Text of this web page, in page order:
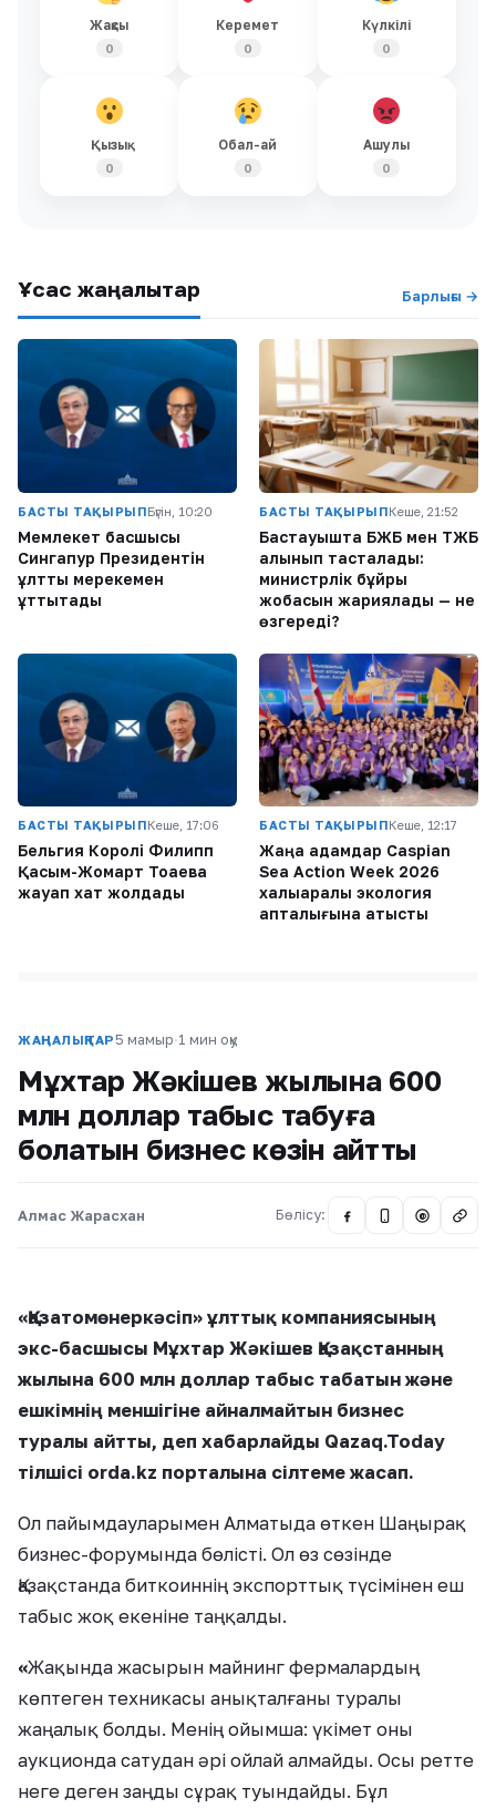
Жақсы
0
Керемет
0
Күлкілі
0
Қызық
0
Обал-ай
0
Ашулы
0
Ұқсас жаңалықтар Барлығы →
БАСТЫ ТАҚЫРЫПБүгін, 10:20
Мемлекет басшысы
Сингапур Президентін
ұлттық мерекемен
құттықтады
БАСТЫ ТАҚЫРЫПКеше, 21:52
Бастауышта БЖБ мен ТЖБ
алынып тасталады:
министрлік бұйрық
жобасын жариялады — не
өзгереді?
БАСТЫ ТАҚЫРЫПКеше, 17:06
Бельгия Королі Филипп
Қасым-Жомарт Тоқаевқа
жауап хат жолдады
БАСТЫ ТАҚЫРЫПКеше, 12:17
Жаңа адамдар Caspian
Sea Action Week 2026
халықаралық экология
апталығына қатысты
ЖАҢАЛЫҚТАР 5 мамыр·1 мин оқу
Мұхтар Жәкішев жылына 600
млн доллар табыс табуға
болатын бизнес көзін айтты
Алмас Жарасхан Бөлісу: @
«Қазатомөнеркәсіп» ұлттық компаниясының
экс-басшысы Мұхтар Жәкішев Қазақстанның
жылына 600 млн доллар табыс табатын және
ешкімнің меншігіне айналмайтын бизнес
туралы айтты, деп хабарлайды Qazaq.Today
тілшісі orda.kz порталына сілтеме жасап.
Ол пайымдауларымен Алматыда өткен Шаңырақ
бизнес-форумында бөлісті. Ол өз сөзінде
Қазақстанда биткоиннің экспорттық түсімінен еш
табыс жоқ екеніне таңқалды.
«Жақында жасырын майнинг фермалардың
көптеген техникасы анықталғаны туралы
жаңалық болды. Менің ойымша: үкімет оны
аукционда сатудан әрі ойлай алмайды. Осы ретте
неге деген заңды сұрақ туындайды. Бұл